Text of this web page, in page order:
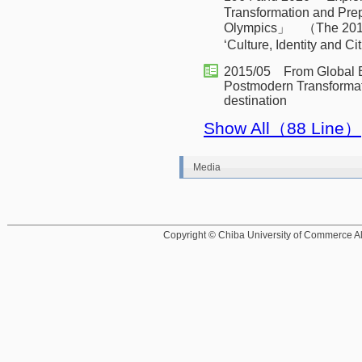
Transformation and
Olympics」 （The
‘Culture, Identity and
2015/05 From Global
Postmodern
destination
Show All（88 Line）
Media